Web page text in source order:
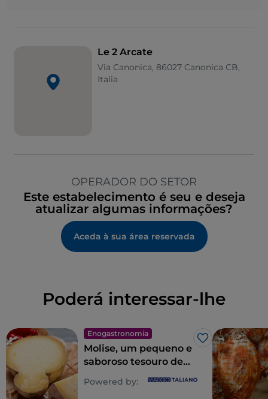
Le 2 Arcate
Via Canonica, 86027 Canonica CB,
Italia
OPERADOR DO SETOR
Este estabelecimento é seu e deseja
atualizar algumas informações?
Aceda à sua área reservada
Poderá interessar-lhe
Enogastronomia
Gosto
Molise, um pequeno e
saboroso tesouro de
pratos e produtos
"identitários"
Powered by: